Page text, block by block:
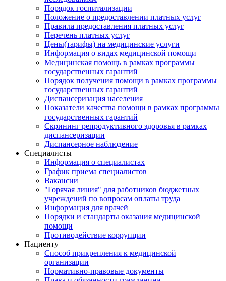
Порядок госпитализации
Положение о предоставлении платных услуг
Правила предоставления платных услуг
Перечень платных услуг
Цены(тарифы) на медицинские услуги
Информация о видах медицинской помощи
Медицинская помощь в рамках программы
государственных гарантий
Порядок получения помощи в рамках программы
государственных гарантий
Диспансеризация населения
Показатели качества помощи в рамках программы
государственных гарантий
Скрининг репродуктивного здоровья в рамках
диспансеризации
Диспансерное наблюдение
Специалисты
Информация о специалистах
График приема специалистов
Вакансии
"Горячая линия" для работников бюджетных
учреждений по вопросам оплаты труда
Информация для врачей
Порядки и стандарты оказания медицинской
помощи
Противодействие коррупции
Пациенту
Способ прикрепления к медицинской
организации
Нормативно-правовые документы